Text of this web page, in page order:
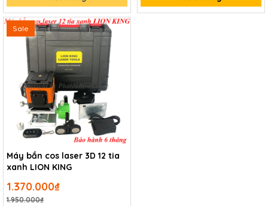
Sale
Máy bắn cos laser 3D 12 tia
xanh LION KING
1.370.000₫
1.950.000₫